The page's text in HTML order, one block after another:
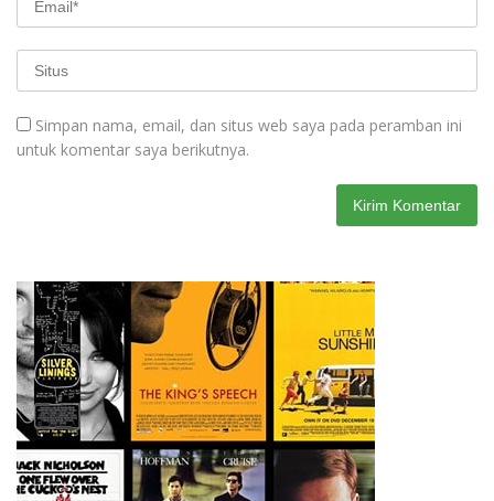
Simpan nama, email, dan situs web saya pada peramban ini
untuk komentar saya berikutnya.